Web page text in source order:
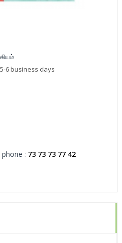
6 business days
: 73 73 73 77 42